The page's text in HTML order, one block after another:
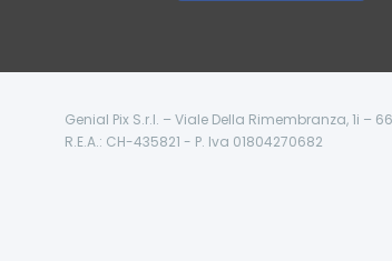
Genial Pix S.r.l. – Viale Della Rimembranza, 1i –
R.E.A.: CH-435821 - P. Iva 01804270682